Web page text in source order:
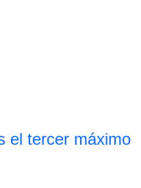
el tercer máximo